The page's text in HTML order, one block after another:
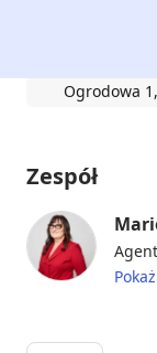
Ogrodowa
Zespół